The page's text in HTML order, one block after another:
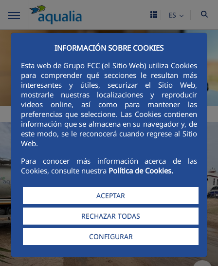
INFORMACIÓN SOBRE COOKIES
Esta web de Grupo FCC (el Sitio Web) utiliza Cookies
para comprender qué secciones le resultan más
interesantes y útiles, securizar el Sitio Web,
mostrarle nuestras localizaciones y reproducir
videos online, así como para mantener las
preferencias que seleccione. Las Cookies contienen
información que se almacena en su navegador y, de
este modo, se le reconocerá cuando regrese al Sitio
Web.
Para conocer más información acerca de las
Cookies, consulte nuestra Política de Cookies.
ACEPTAR
RECHAZAR TODAS
CONFIGURAR
ES